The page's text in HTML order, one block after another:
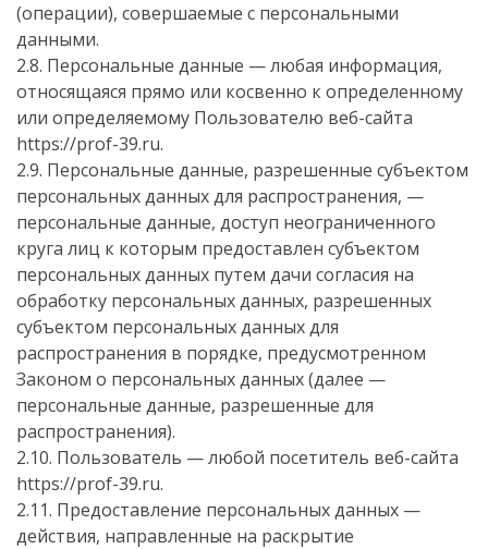
(операции), совершаемые с персональными
данными.
2.8. Персональные данные — любая информация,
относящаяся прямо или косвенно к определенному
или определяемому Пользователю веб-сайта
https://prof-39.ru.
2.9. Персональные данные, разрешенные субъектом
персональных данных для распространения, —
персональные данные, доступ неограниченного
круга лиц к которым предоставлен субъектом
персональных данных путем дачи согласия на
обработку персональных данных, разрешенных
субъектом персональных данных для
распространения в порядке, предусмотренном
Законом о персональных данных (далее —
персональные данные, разрешенные для
распространения).
2.10. Пользователь — любой посетитель веб-сайта
https://prof-39.ru.
2.11. Предоставление персональных данных —
действия, направленные на раскрытие